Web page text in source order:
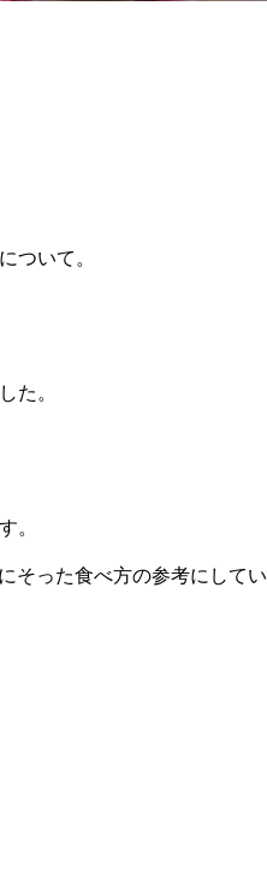
ついて。
た。
。
そった食べ方の参考にしてい